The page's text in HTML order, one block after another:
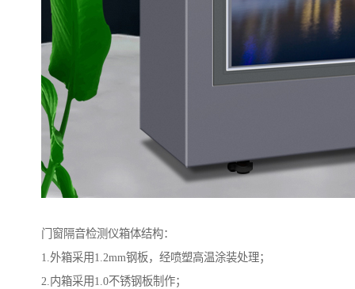
门窗隔音检测仪箱体结构：
1.外箱采用1.2mm钢板，经喷塑高温涂装处理；
2.内箱采用1.0不锈钢板制作；